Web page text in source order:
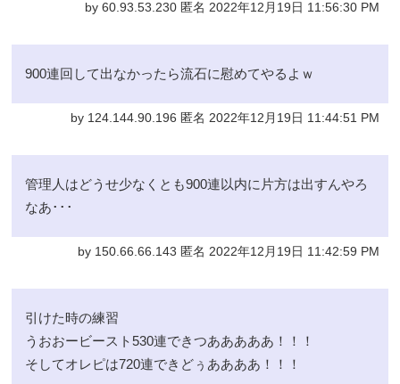
by 60.93.53.230 匿名 2022年12月19日 11:56:30 PM
900連回して出なかったら流石に慰めてやるよｗ
by 124.144.90.196 匿名 2022年12月19日 11:44:51 PM
管理人はどうせ少なくとも900連以内に片方は出すんやろ
なあ･･･
by 150.66.66.143 匿名 2022年12月19日 11:42:59 PM
引けた時の練習
うおおービースト530連できつあああああ！！！
そしてオレピは720連できどぅああああ！！！